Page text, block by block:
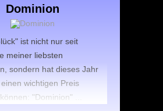
Dominion
ist nicht nur seit
meiner liebsten
sondern hat dieses Jahr
wichtigen Preis
"Dominion" ...